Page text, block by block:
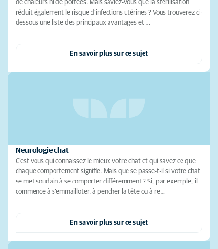
de chaleurs ni de portées. Mais saviez-vous que la stérilisation
réduit également le risque d’infections utérines ? Vous trouverez ci-
dessous une liste des principaux avantages et …
En savoir plus sur ce sujet
Neurologie chat
C'est vous qui connaissez le mieux votre chat et qui savez ce que
chaque comportement signifie. Mais que se passe-t-il si votre chat
se met soudain à se comporter différemment ? Si, par exemple, il
commence à s'emmailloter, à pencher la tête ou à re…
En savoir plus sur ce sujet